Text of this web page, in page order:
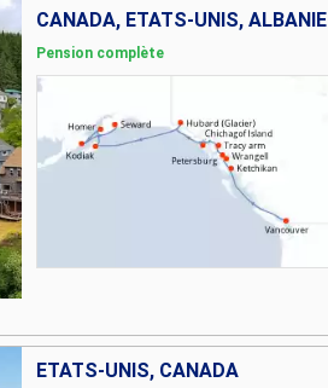
CANADA, ÉTATS-UNIS, ALBANIE
Pension complète
ÉTATS-UNIS, CANADA